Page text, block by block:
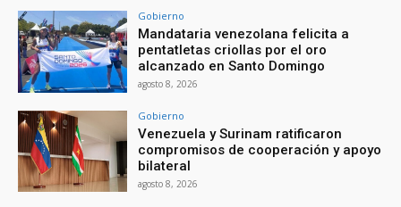
Gobierno
Mandataria venezolana felicita a
pentatletas criollas por el oro
alcanzado en Santo Domingo
agosto 8, 2026
Gobierno
Venezuela y Surinam ratificaron
compromisos de cooperación y apoyo
bilateral
agosto 8, 2026